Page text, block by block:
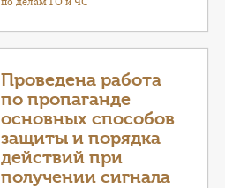
Проведена работа
по пропаганде
основных способов
защиты и порядка
действий при
получении сигнала